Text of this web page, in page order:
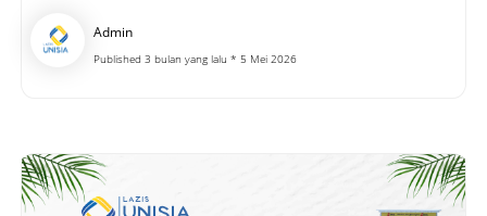
Admin
Published 3 bulan yang lalu * 5 Mei 2026